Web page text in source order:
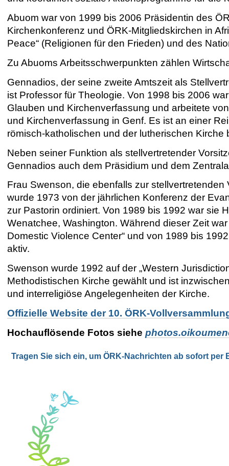
Abuom war von 1999 bis 2006 Präsidentin des
Kirchenkonferenz und ÖRK-Mitgliedskirchen in
Peace“ (Religionen für den Frieden) und des
Zu Abuoms Arbeitsschwerpunkten zählen
Gennadios, der seine zweite Amtszeit als
ist Professor für Theologie. Von 1998 bis 2006
Glauben und Kirchenverfassung und arbeitete
und Kirchenverfassung in Genf. Es ist an einer
römisch-katholischen und der lutherischen Kirche
Neben seiner Funktion als stellvertretender
Gennadios auch dem Präsidium und dem
Frau Swenson, die ebenfalls zur
wurde 1973 von der jährlichen Konferenz der
zur Pastorin ordiniert. Von 1989 bis 1992 war sie
Wenatchee, Washington. Während dieser Zeit
Domestic Violence Center“ und von 1989 bis
aktiv.
Swenson wurde 1992 auf der „Western
Methodistischen Kirche gewählt und ist
und interreligiöse Angelegenheiten der Kirche.
Offizielle Website der 10. ÖRK-
Hochauflösende Fotos siehe
Tragen Sie sich ein, um ÖRK-Nachrichten ab sofort per